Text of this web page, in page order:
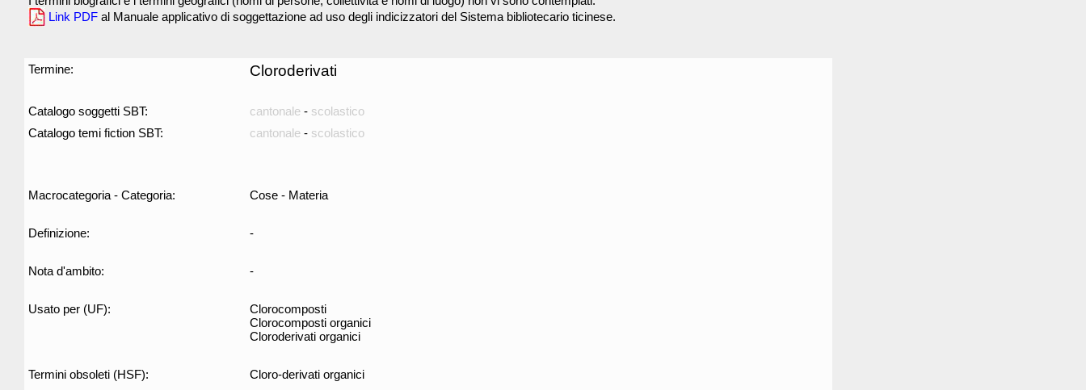
Link PDF al Manuale applicativo di soggettazione ad uso degli indicizzatori del Sistema bibliotecario ticinese.
Termine: Cloroderivati
Catalogo soggetti SBT: cantonale - scolastico
Catalogo temi fiction SBT:
cantonale - scolastico
Macrocategoria - Categoria: Cose - Materia
Definizione: -
Nota d'ambito: -
Usato per (UF):
Clorocomposti
Clorocomposti organici
Cloroderivati organici
Termini obsoleti (HSF): Cloro-derivati organici